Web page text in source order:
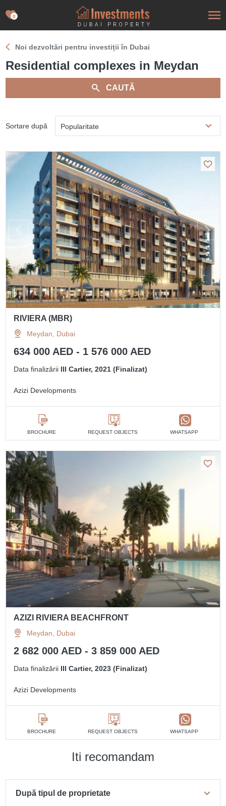
0
Noi dezvoltări pentru investiții în Dubai
Residential complexes in Meydan
CAUTĂ
Sortare după Popularitate
RIVIERA (MBR)
Meydan, Dubai
634 000 AED - 1 576 000 AED
Data finalizării III Cartier, 2021 (Finalizat)
Azizi Developments
BROCHURE REQUEST OBJECTS WHATSAPP
AZIZI RIVIERA BEACHFRONT
Meydan, Dubai
2 682 000 AED - 3 859 000 AED
Data finalizării III Cartier, 2023 (Finalizat)
Azizi Developments
BROCHURE REQUEST OBJECTS WHATSAPP
Iti recomandam
După tipul de proprietate